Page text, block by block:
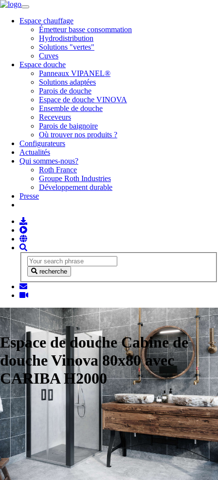
Espace chauffage
Émetteur basse consommation
Hydrodistribution
Solutions "vertes"
Cuves
Espace douche
Panneaux VIPANEL®
Solutions adaptées
Parois de douche
Espace de douche VINOVA
Ensemble de douche
Receveurs
Parois de baignoire
Où trouver nos produits ?
Configurateurs
Actualités
Qui sommes-nous?
Roth France
Groupe Roth Industries
Développement durable
Presse
recherche
Espace de douche Cabine de
douche Vinova 80x80 avec
CARIBA H2000